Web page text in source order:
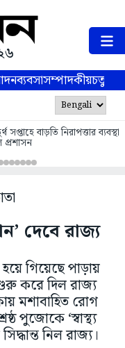
ব্যবসাসম্পাদকীয়
বাড়তি নিরাপত্তার ব্যবস্থা
দেবে রাজ্য
গিয়েছে পাড়ায়
করে দিল রাজ্য
মশাবাহিত রোগ
পুজোকে ‘স্বাস্থ্য
নিল রাজ্য।